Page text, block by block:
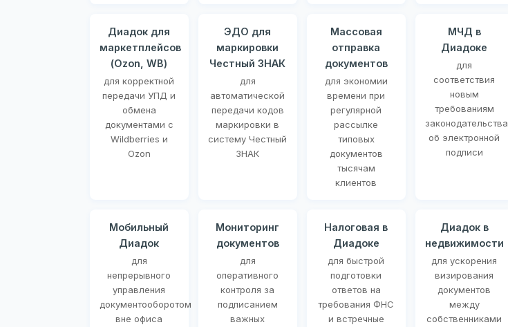
Диадок для
маркетплейсов
(Ozon, WB)
для корректной
передачи УПД и
обмена
документами с
Wildberries и
Ozon
ЭДО для
маркировки
Честный ЗНАК
для
автоматической
передачи кодов
маркировки в
систему Честный
ЗНАК
Массовая
отправка
документов
для экономии
времени при
регулярной
рассылке
типовых
документов
тысячам
клиентов
МЧД в
Диадоке
для
соответствия
новым
требованиям
законодательства
об электронной
подписи
Мобильный
Диадок
для
непрерывного
управления
документооборотом
вне офиса
Мониторинг
документов
для
оперативного
контроля за
подписанием
важных
Налоговая в
Диадоке
для быстрой
подготовки
ответов на
требования ФНС
и встречные
Диадок в
недвижимости
для ускорения
визирования
документов
между
собственниками